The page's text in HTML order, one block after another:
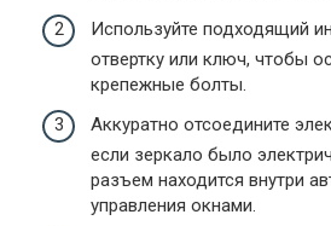
Используйте подходящий
отвертку или ключ, чтобы
крепежные болты.
Аккуратно отсоедините
если зеркало было
разъем находится внутри
управления окнами.